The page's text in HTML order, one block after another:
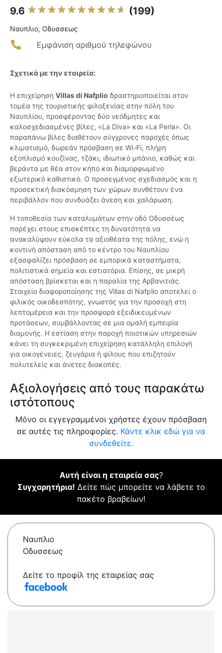
9.6 (199)
Ναυπλιο, Οδυσσεως
Εμφάνιση αριθμού τηλεφώνου
Σχετικά με την εταιρεία:
Η επιχείρηση Villas di Nafplio δραστηριοποιείται στον
τομέα της τουριστικής φιλοξενίας στην πόλη του
Ναυπλίου, προσφέροντας δύο νεόδμητες και
καλοσχεδιασμένες βίλες, «La Diva» και «La Perla». Οι
παραπάνω βίλες διαθέτουν σύγχρονες παροχές όπως
κλιματισμό, δωρεάν πρόσβαση σε Wi-Fi, πλήρη
εξοπλισμό κουζίνας, τζάκι, ιδιωτικό μπάνιο, καθώς και
βεράντα με θέα στον κήπο και διαμορφωμένο
εξωτερικό καθιστικό. Ο προσεγμένος σχεδιασμός και η
προσεκτική διακόσμηση των χώρων συνθέτουν ένα
περιβάλλον που συνδυάζει άνεση και χαλάρωση.
Η τοποθεσία των καταλυμάτων στην οδό Οδυσσέως
παρέχει στους επισκέπτες τη δυνατότητα να
ανακαλύψουν εύκολα τα αξιοθέατα της πόλης, ενώ η
κοντινή απόσταση από το κέντρο του Ναυπλίου
εξασφαλίζει πρόσβαση σε εμπορικά καταστήματα,
πολιτιστικά σημεία και εστιατόρια. Επίσης, σε μικρή
απόσταση βρίσκεται και η παραλία της Αρβανιτιάς.
Στοιχείο διαφοροποίησης της Villas di Nafplio αποτελεί ο
φιλικός οικοδεσπότης, γνωστός για την προσοχή στη
λεπτομέρεια και την προσφορά εξειδικευμένων
προτάσεων, συμβάλλοντας σε μια ομαλή εμπειρία
διαμονής. Η εστίαση στην παροχή ποιοτικών υπηρεσιών
κάνει τη συγκεκριμένη επιχείρηση κατάλληλη επιλογή
για οικογένειες, ζευγάρια ή φίλους που επιζητούν
πολυτελείς και άνετες διακοπές.
Αξιολογήσεις από τους παρακάτω
ιστότοπους
Μόνο οι εγγεγραμμένοι χρήστες έχουν πρόσβαση
σε αυτές τις πληροφορίες. Κάντε κλικ εδώ για να
συνδεθείτε.
Αυτή είναι η εταιρεία σας?
Συγχαρητήρια! Δείτε πώς μπορείτε να λάβετε το
πακέτο βραβείων!
Ναυπλιο
Οδυσσεως
Δείτε το προφίλ της εταιρείας σας